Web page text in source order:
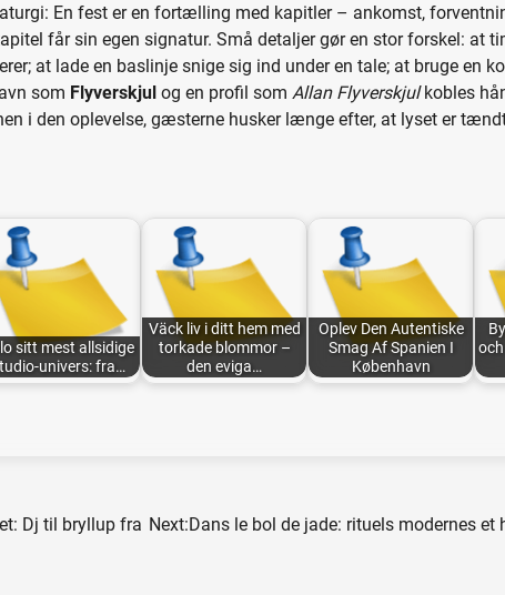
En fest er en fortælling med kapitler – ankomst,
får sin egen signatur. Små detaljer gør en stor forskel: at
at lade en baslinje snige sig ind under en tale; at bruge en
som Flyverskjul og en profil som Allan Flyverskjulkobles
i den oplevelse, gæsterne husker længe efter, at lyset er
sitt mest allsidige
univers: fra…
Väck liv i ditt hem med
torkade blommor –
den eviga…
Oplev Den Autentiske
Smag Af Spanien I
København
Dj til bryllup fra Next:Dans le bol de jade: rituels modernes et